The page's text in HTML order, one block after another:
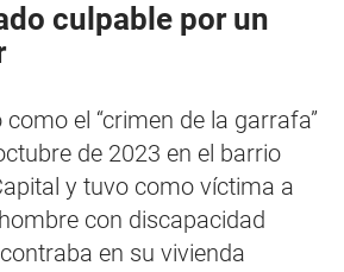
culpable por un
el “crimen de la garrafa”
de 2023 en el barrio
y tuvo como víctima a
con discapacidad
en su vivienda